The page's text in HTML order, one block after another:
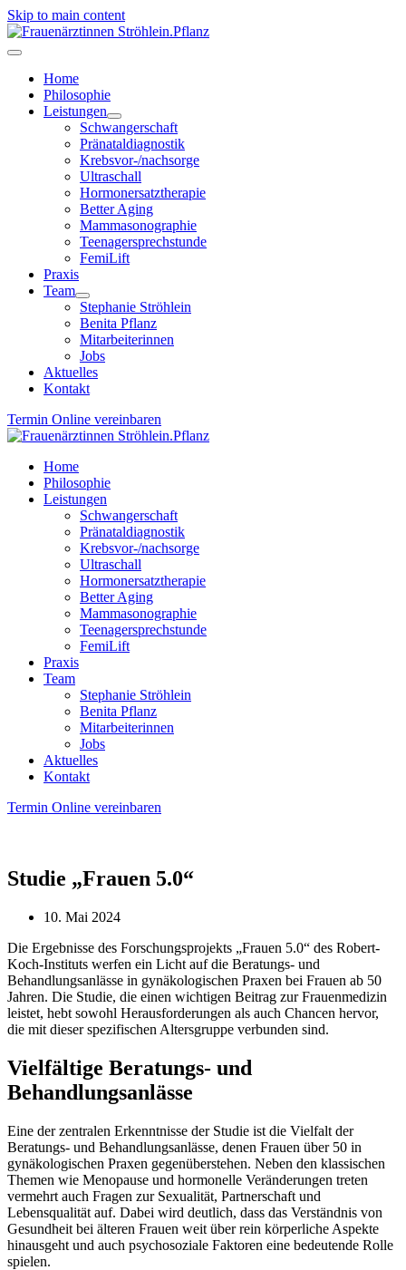
Skip to main content
Home
Philosophie
Leistungen
Schwangerschaft
Pränataldiagnostik
Krebsvor-/nachsorge
Ultraschall
Hormonersatztherapie
Better Aging
Mammasonographie
Teenagersprechstunde
FemiLift
Praxis
Team
Stephanie Ströhlein
Benita Pflanz
Mitarbeiterinnen
Jobs
Aktuelles
Kontakt
Termin Online vereinbaren
Home
Philosophie
Leistungen
Schwangerschaft
Pränataldiagnostik
Krebsvor-/nachsorge
Ultraschall
Hormonersatztherapie
Better Aging
Mammasonographie
Teenagersprechstunde
FemiLift
Praxis
Team
Stephanie Ströhlein
Benita Pflanz
Mitarbeiterinnen
Jobs
Aktuelles
Kontakt
Termin Online vereinbaren
Studie „Frauen 5.0“
10. Mai 2024
Die Ergebnisse des Forschungsprojekts „Frauen 5.0“ des Robert-
Koch-Instituts werfen ein Licht auf die Beratungs- und
Behandlungsanlässe in gynäkologischen Praxen bei Frauen ab 50
Jahren. Die Studie, die einen wichtigen Beitrag zur Frauenmedizin
leistet, hebt sowohl Herausforderungen als auch Chancen hervor,
die mit dieser spezifischen Altersgruppe verbunden sind.
Vielfältige Beratungs- und
Behandlungsanlässe
Eine der zentralen Erkenntnisse der Studie ist die Vielfalt der
Beratungs- und Behandlungsanlässe, denen Frauen über 50 in
gynäkologischen Praxen gegenüberstehen. Neben den klassischen
Themen wie Menopause und hormonelle Veränderungen treten
vermehrt auch Fragen zur Sexualität, Partnerschaft und
Lebensqualität auf. Dabei wird deutlich, dass das Verständnis von
Gesundheit bei älteren Frauen weit über rein körperliche Aspekte
hinausgeht und auch psychosoziale Faktoren eine bedeutende Rolle
spielen.